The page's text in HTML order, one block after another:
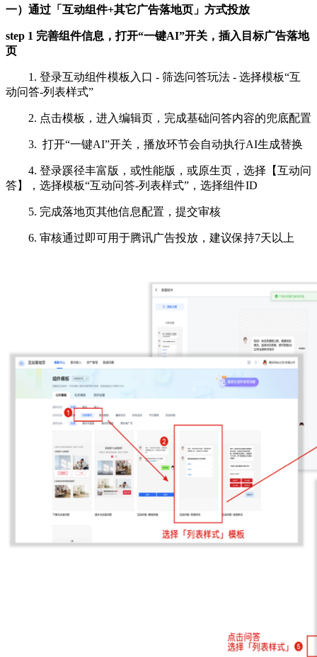
一）通过「互动组件+其它广告落地页」方式投放
step 1 完善组件信息，打开“一键AI”开关，插入目标广告落地
页
1. 登录互动组件模板入口 - 筛选问答玩法 - 选择模板“互
动问答-列表样式”
2. 点击模板，进入编辑页，完成基础问答内容的兜底配置
3. 打开“一键AI”开关，播放环节会自动执行AI生成替换
4. 登录蹊径丰富版，或性能版，或原生页，选择【互动问
答】，选择模板“互动问答-列表样式”，选择组件ID
5. 完成落地页其他信息配置，提交审核
6. 审核通过即可用于腾讯广告投放，建议保持7天以上